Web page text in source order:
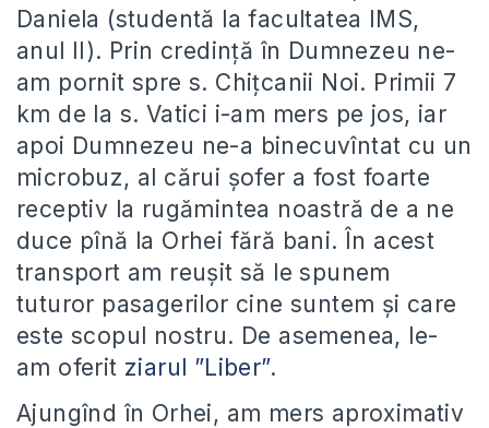
Daniela (studentă la facultatea IMS,
anul II). Prin credință în Dumnezeu ne-
am pornit spre s. Chițcanii Noi. Primii 7
km de la s. Vatici i-am mers pe jos, iar
apoi Dumnezeu ne-a binecuvîntat cu un
microbuz, al cărui șofer a fost foarte
receptiv la rugămintea noastră de a ne
duce pînă la Orhei fără bani. În acest
transport am reușit să le spunem
tuturor pasagerilor cine suntem și care
este scopul nostru. De asemenea, le-
am oferit ziarul ”Liber”.
Ajungînd în Orhei, am mers aproximativ